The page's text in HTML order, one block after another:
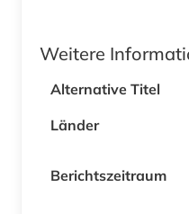
Weitere
Alternative Titel
Länder
Berichtszeitraum